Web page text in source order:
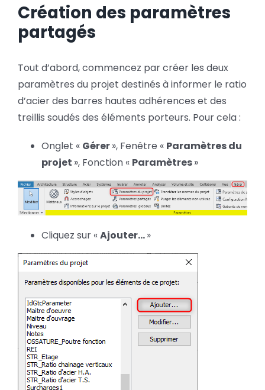
Création des paramètres
partagés
Tout d’abord, commencez par créer les deux
paramètres du projet destinés à informer le ratio
d’acier des barres hautes adhérences et des
treillis soudés des éléments porteurs. Pour cela :
Onglet « Gérer», Fenêtre « Paramètres du
projet », Fonction « Paramètres»
Cliquez sur «Ajouter…»